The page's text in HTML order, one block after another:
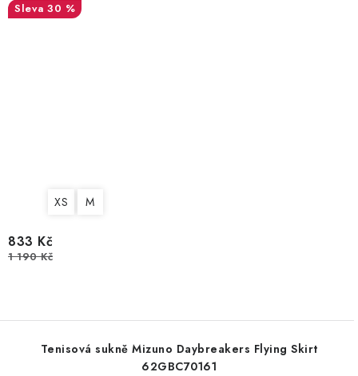
30 %
XS M
833 Kč
1 190 Kč
Tenisová sukně Mizuno Daybreakers Flying Skirt
62GBC70161